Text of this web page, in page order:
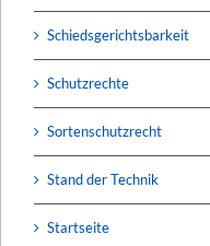
Schiedsgerichtsbarkeit
Schutzrechte
Sortenschutzrecht
Stand der Technik
Startseite